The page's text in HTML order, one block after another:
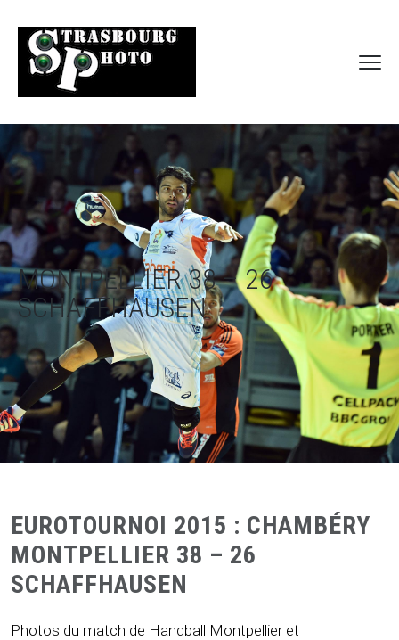
MONTPELLIER 38 – 26
SCHAFFHAUSEN
EUROTOURNOI 2015 : CHAMBÉRY
MONTPELLIER 38 – 26
SCHAFFHAUSEN
Photos du match de Handball Montpellier et